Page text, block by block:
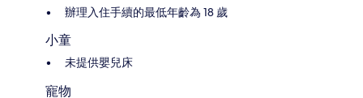
辦理入住手續的最低年齡為 18 歲
小童
未提供嬰兒床
寵物